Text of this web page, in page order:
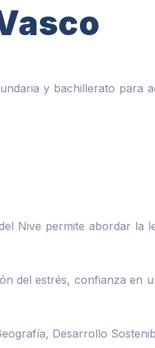
y bachillerato para
Nive permite abordar la
del estrés, confianza en
Desarrollo